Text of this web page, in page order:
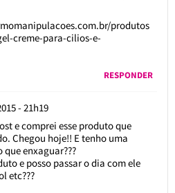
produtos
creme-para-cilios-e-
RESPONDER
- 21h19
e comprei esse produto que
Chegou hoje!! E tenho uma
enxaguar???
e posso passar o dia com ele
etc???